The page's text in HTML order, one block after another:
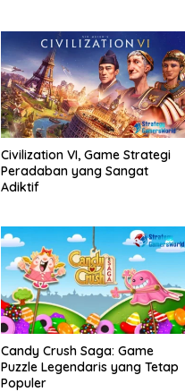
Civilization VI, Game Strategi
Peradaban yang Sangat
Adiktif
Candy Crush Saga: Game
Puzzle Legendaris yang Tetap
Populer